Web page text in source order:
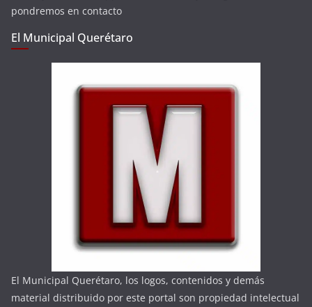
pondremos en contacto
El Municipal Querétaro
El Municipal Querétaro, los logos, contenidos y demás
material distribuido por este portal son propiedad intelectual